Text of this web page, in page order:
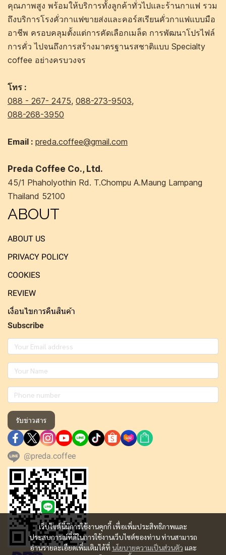
เว็บไซต์นี้มีการใช้งานคุกกี้ เพื่อเพิ่มประสิทธิภาพและ
ประสบการณ์ที่ดีในการใช้งานเว็บไซต์ของท่าน ท่านสามารถ
อ่านรายละเอียดเพิ่มเติมได้ที่ นโยบายความเป็นส่วนตัว และ
คุณภาพสูง พร้อมให้บริการทั้งลูกค้าทั่วไปและร้านกาแฟ รวม
ถึงบริการโรงคั่วกาแฟขายส่งและคอร์สเรียนคั่วกาแฟแบบมือ
อาชีพ ครอบคลุมตั้งแต่การคัดเลือกเมล็ด การพัฒนาโปรไฟล์
การคั่ว ไปจนถึงการสร้างมาตรฐานรสชาติแบบ Specialty
coffee อย่างครบวงจร
โทร :
088 - 267- 2475, 088-273-9503,
088-268-3950
Email : preda.coffee@gmail.com
Preda Coffee Co., Ltd.
45/1 Phaholyothin Rd. T.Chompu A.Maung Lampang
Thailand 52100
ABOUT
ABOUT US
PRIVACY POLICY
COOKIES
REVIEW
เงื่อนไขการคืนสินค้า
Subscribe
รับข่าวสาร
@preda.coffee